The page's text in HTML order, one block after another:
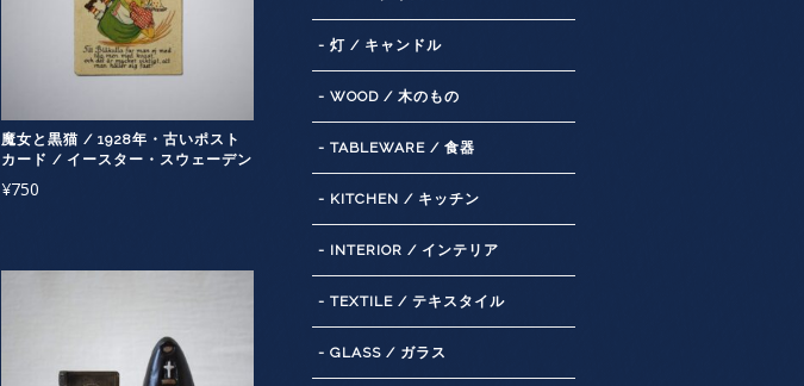
魔女と黒猫 / 1928年・古いポスト
カード / イースター・スウェーデン
¥750
- 灯 / キャンドル
- WOOD / 木のもの
- TABLEWARE / 食器
- KITCHEN / キッチン
- INTERIOR / インテリア
- TEXTILE / テキスタイル
- GLASS / ガラス